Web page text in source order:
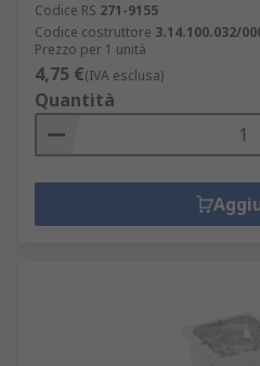
Codice RS 271-9155
Codice costruttore 3.14.100.032/
Prezzo per 1 unità
4,75 €(IVA esclusa)
Quantità